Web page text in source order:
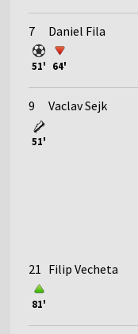
7 Daniel Fila
51' 64'
9 Vaclav Sejk
51'
21 Filip Vecheta
81'